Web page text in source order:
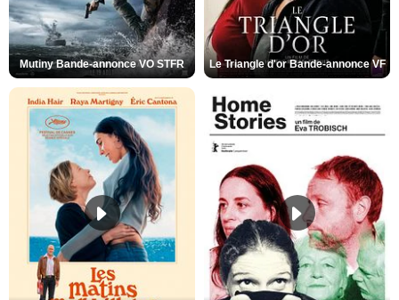
Mutiny Bande-annonce VO STFR Le Triangle d'or Bande-annonce VF